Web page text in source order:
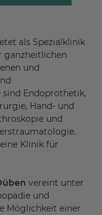
als Spezialklinik
ganzheitlichen
und
sind Endoprothetik,
Hand- und
und
Klinik für
vereint unter
und
Möglichkeit einer